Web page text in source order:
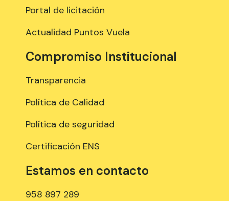
Portal de licitación
Actualidad Puntos Vuela
Compromiso Institucional
Transparencia
Política de Calidad
Política de seguridad
Certificación ENS
Estamos en contacto
958 897 289